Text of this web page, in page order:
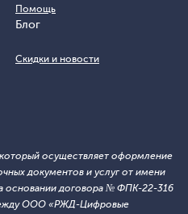
Помощь
Блог
Скидки и новости
который осуществляет оформление
документов и услуг от имени
основании договора № ФПК-22-316
ООО «РЖД-Цифровые